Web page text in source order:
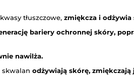
tłuszczowe, zmiękcza i odżywia
bariery ochronnej skóry,
nawilża.
skwalan odżywiają skórę, zmiękczają